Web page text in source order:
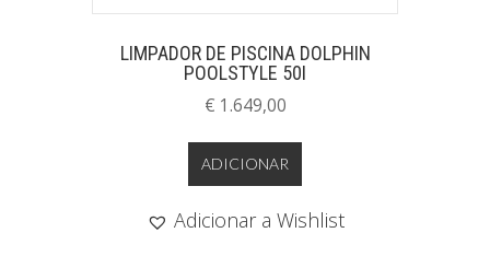
LIMPADOR DE PISCINA DOLPHIN
POOLSTYLE 50I
€ 1.649,00
ADICIONAR
Adicionar a Wishlist